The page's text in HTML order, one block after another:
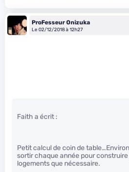
ProFesseur Onizuka
Le 02/12/2018 à 12h27
Faith a écrit :
Petit calcul de coin de
sortir chaque année pour
logements que nécessaire.